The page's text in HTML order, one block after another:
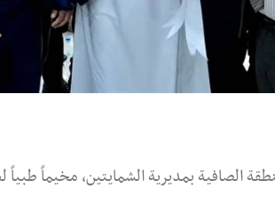
الشمايتين، مخيماً طبياً لعدد 300 حالة في عدة